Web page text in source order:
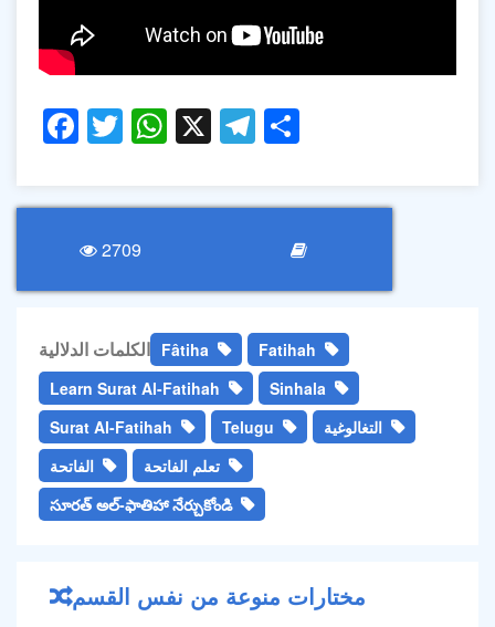
Facebook
Twitter
WhatsApp
X Telegram
2709
الكلمات الدلالية Fâtiha
Fatihah
Learn Surat Al-Fatihah
Sinhala
Surat Al-Fatihah
Telugu
التغالوغية
الفاتحة
تعلم الفاتحة
సూరత్ అల్-ఫాతిహా నేర్చుకోండి
مختارات منوعة من نفس القسم